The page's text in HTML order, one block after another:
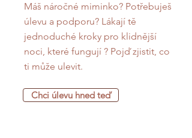
Máš náročné miminko? Potřebuješ
úlevu a podporu? Lákají tě
jednoduché kroky pro klidnější
noci, které fungují ? Pojď zjistit, co
ti může ulevit.
Chci úlevu hned teď